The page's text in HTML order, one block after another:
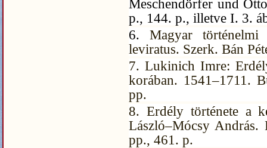
Meschendörfer und
p., 144. p., illetve I. 3.
6. Magyar
leviratus. Szerk. Bán
7. Lukinich Imre:
korában. 1541–1711.
pp.
8. Erdély története a
László–Mócsy
pp., 461. p.